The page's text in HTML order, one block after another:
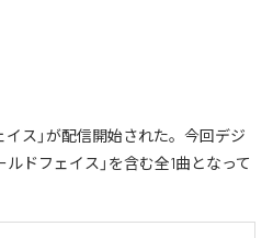
ス」が配信開始された。今回デジ
ドフェイス」を含む全1曲となって